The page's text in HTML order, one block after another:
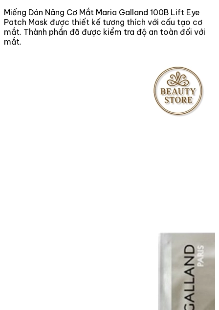
Miếng Dán Nâng Cơ Mắt Maria Galland 100B Lift Eye
Patch Mask được thiết kế tương thích với cấu tạo cơ
mắt. Thành phần đã được kiểm tra độ an toàn đối với
mắt.